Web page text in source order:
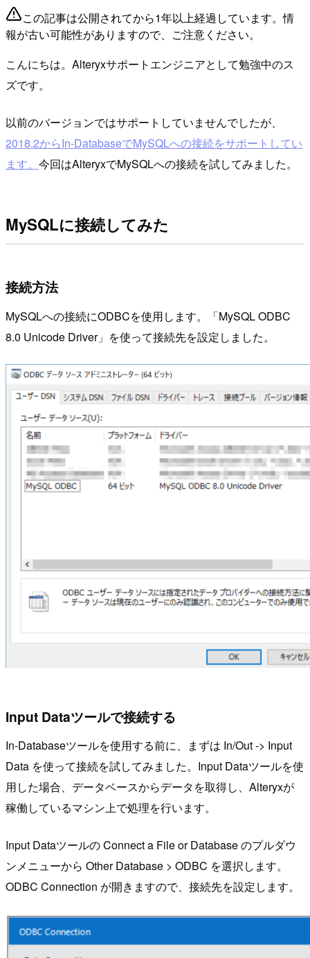
この記事は公開されてから1年以上経過しています。情
報が古い可能性がありますので、ご注意ください。
こんにちは。Alteryxサポートエンジニアとして勉強中のス
ズです。
以前のバージョンではサポートしていませんでしたが、
2018.2からIn-DatabaseでMySQLへの接続をサポートしてい
ます。 今回はAlteryxでMySQLへの接続を試してみました。
MySQLに接続してみた
接続方法
MySQLへの接続にODBCを使用します。「MySQL ODBC
8.0 Unicode Driver」を使って接続先を設定しました。
Input Dataツールで接続する
In-Databaseツールを使用する前に、まずは In/Out -> Input
Data を使って接続を試してみました。Input Dataツールを使
用した場合、データベースからデータを取得し、Alteryxが
稼働しているマシン上で処理を行います。
Input Dataツールの Connect a File or Database のプルダウ
ンメニューから Other Database > ODBC を選択します。
ODBC Connection が開きますので、接続先を設定します。